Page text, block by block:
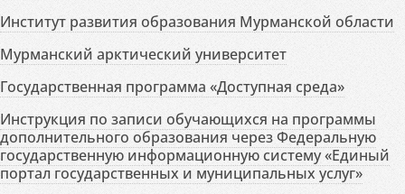
Институт развития образования Мурманской области
Мурманский арктический университет
Государственная программа «Доступная среда»
Инструкция по записи обучающихся на программы
дополнительного образования через Федеральную
государственную информационную систему «Единый
портал государственных и муниципальных услуг»